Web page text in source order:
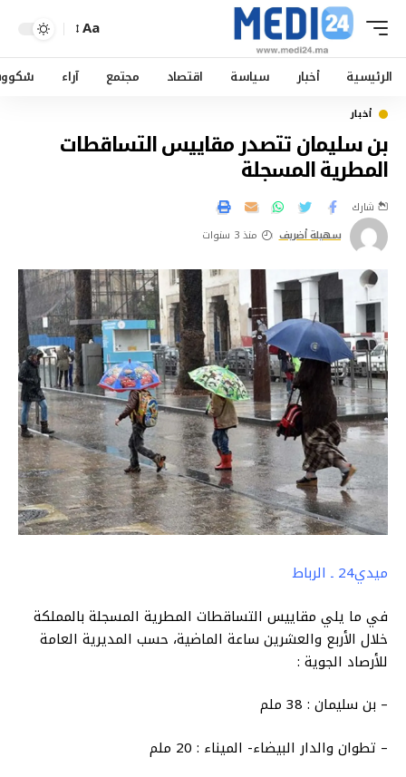
Aa
الرئيسية أخبار سياسة اقتصاد مجتمع آراء
أخبار
بن سليمان تتصدر مقاييس التساقطات
المطرية المسجلة
سهيلة أضريف منذ 3 سنوات
شارك
ميدي24 ـ الرباط
في ما يلي مقاييس التساقطات المطرية المسجلة بالمملكة
خلال الأربع والعشرين ساعة الماضية، حسب المديرية العامة
للأرصاد الجوية :
– بن سليمان : 38 ملم
– تطوان والدار البيضاء- الميناء : 20 ملم